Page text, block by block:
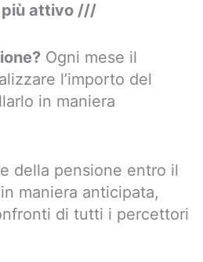
più attivo ///
Ogni mese il
l’importo del
in maniera
della pensione entro il
maniera anticipata,
di tutti i percettori